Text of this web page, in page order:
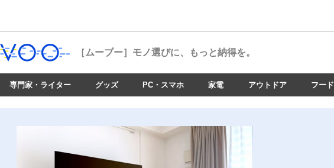
［ムーブー］ モノ選びに、もっと納得を。
専門家・ライター グッズ PC・スマホ 家電 アウトドア フード